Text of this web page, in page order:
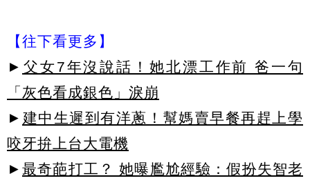
【往下看更多】
► 父女7年沒說話！她北漂工作前 爸一句
「灰色看成銀色」淚崩
► 建中生遲到有洋蔥！幫媽賣早餐再趕上學
咬牙拚上台大電機
► 最奇葩打工？ 她曝尷尬經驗：假扮失智老